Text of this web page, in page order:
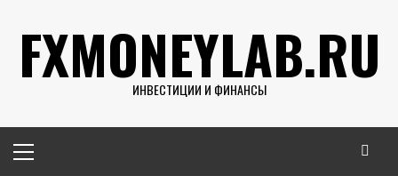
содержимому
FXMONEYLAB.RU
ИНВЕСТИЦИИ И ФИНАНСЫ
меню